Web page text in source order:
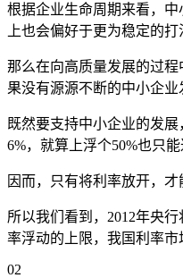
根据企业生命周期来看，
上也会偏好于更为稳定的打
那么在向高质量发展的过
果没有源源不断的中小企
既然要支持中小企业的发
6%，就算上浮个50%也只
因而，只有将利率放开，
所以我们看到，2012年央
率浮动的上限，我国利率市
02